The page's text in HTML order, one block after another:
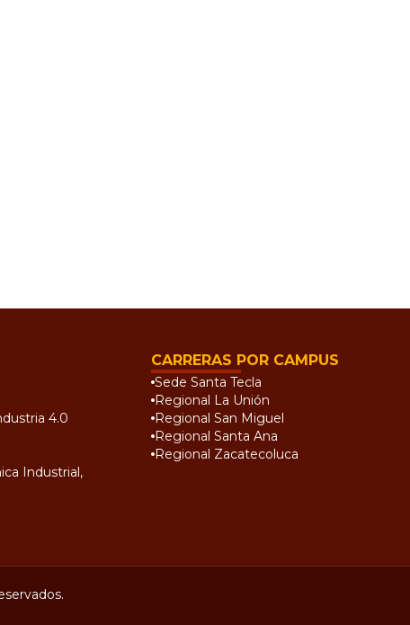
4.0
Industrial,
CARRERAS POR CAMPUS
Sede Santa Tecla
Regional La Unión
Regional San Miguel
Regional Santa Ana
Regional Zacatecoluca